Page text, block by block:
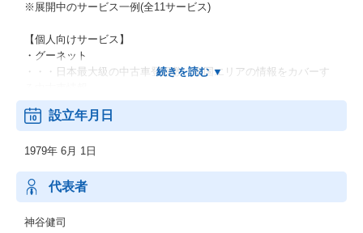
※展開中のサービス一例(全11サービス)
【個人向けサービス】
・グーネット
・・・日本最大級の中古車登録数、全国エリアの情報をカバーす
・グーワールド
バイヤーズガイド。
・グーバイク
・・・中古バイクのバイヤーズガイド。新車・ニューモデル紹介
や用品情報なども充実。
設立年月日
1979年 6月 1日
代表者
神谷健司